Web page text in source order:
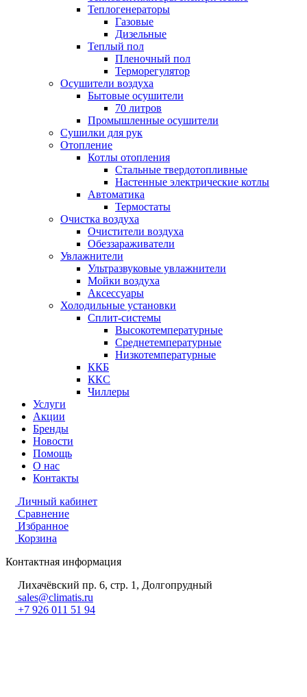
Теплогенераторы
Газовые
Дизельные
Теплый пол
Пленочный пол
Терморегулятор
Осушители воздуха
Бытовые осушители
70 литров
Промышленные осушители
Сушилки для рук
Отопление
Котлы отопления
Стальные твердотопливные
Настенные электрические котлы
Автоматика
Термостаты
Очистка воздуха
Очистители воздуха
Обеззараживатели
Увлажнители
Ультразвуковые увлажнители
Мойки воздуха
Аксессуары
Холодильные установки
Сплит-системы
Высокотемпературные
Среднетемпературные
Низкотемпературные
ККБ
ККС
Чиллеры
Услуги
Акции
Бренды
Новости
Помощь
О нас
Контакты
Личный кабинет
Сравнение
Избранное
Корзина
Контактная информация
Лихачёвский пр. 6, стр. 1, Долгопрудный
sales@climatis.ru
+7 926 011 51 94